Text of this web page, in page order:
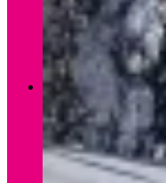
Verleih Winter
WINTER